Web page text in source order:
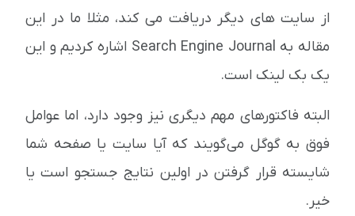
از سایت های دیگر دریافت می کند، مثلا ما در این
مقاله به Search Engine Journal اشاره کردیم و این
یک بک لینک است.
البته فاکتورهای مهم دیگری نیز وجود دارد، اما عوامل
فوق به گوگل می‌گویند که آیا سایت یا صفحه شما
شایسته قرار گرفتن در اولین نتایج جستجو است یا
خیر.